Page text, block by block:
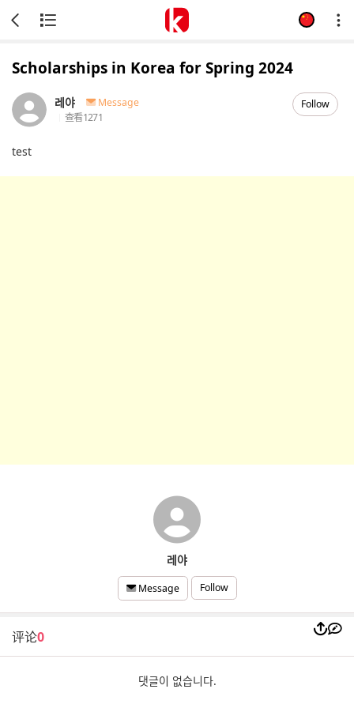
Scholarships in Korea for Spring 2024
레야
Message
查看1271
Follow
test
레야
Message Follow
评论0
댓글이 없습니다.